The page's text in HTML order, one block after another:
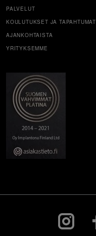
PALVELUT
KOULUTUKSET JA TAPAHTUMAT
AJANKOHTAISTA
YRITYKSEMME